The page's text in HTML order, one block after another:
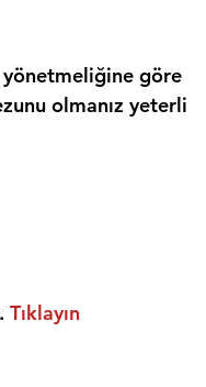
yönetmeliğine göre
olmanız yeterli
Tıklayın